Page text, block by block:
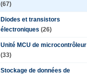
(67)
Diodes et transistors
électroniques (26)
Unité MCU de microcontrôleur
(33)
Stockage de données de